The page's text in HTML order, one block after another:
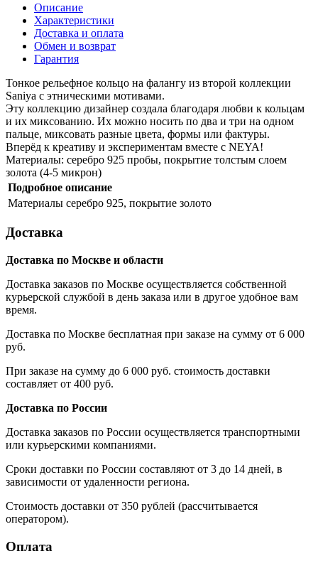
Описание
Характеристики
Доставка и оплата
Обмен и возврат
Гарантия
Тонкое рельефное кольцо на фалангу из второй коллекции
Saniya с этническими мотивами.
Эту коллекцию дизайнер создала благодаря любви к кольцам
и их миксованию. Их можно носить по два и три на одном
пальце, миксовать разные цвета, формы или фактуры.
Вперёд к креативу и экспериментам вместе с NEYA!
Материалы: серебро 925 пробы, покрытие толстым слоем
золота (4-5 микрон)
Подробное описание
Материалы серебро 925, покрытие золото
Доставка
Доставка по Москве и области
Доставка заказов по Москве осуществляется собственной
курьерской службой в день заказа или в другое удобное вам
время.
Доставка по Москве бесплатная при заказе на сумму от 6 000
руб.
При заказе на сумму до 6 000 руб. стоимость доставки
составляет от 400 руб.
Доставка по России
Доставка заказов по России осуществляется транспортными
или курьерскими компаниями.
Сроки доставки по России составляют от 3 до 14 дней, в
зависимости от удаленности региона.
Стоимость доставки от 350 рублей (рассчитывается
оператором).
Оплата